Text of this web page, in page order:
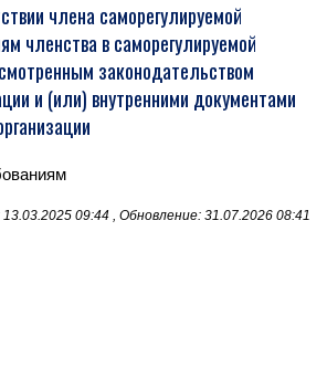
члена саморегулируемой
членства в саморегулируемой
законодательством
и (или) внутренними документами
09:44 , Обновление: 31.07.2026 08:41